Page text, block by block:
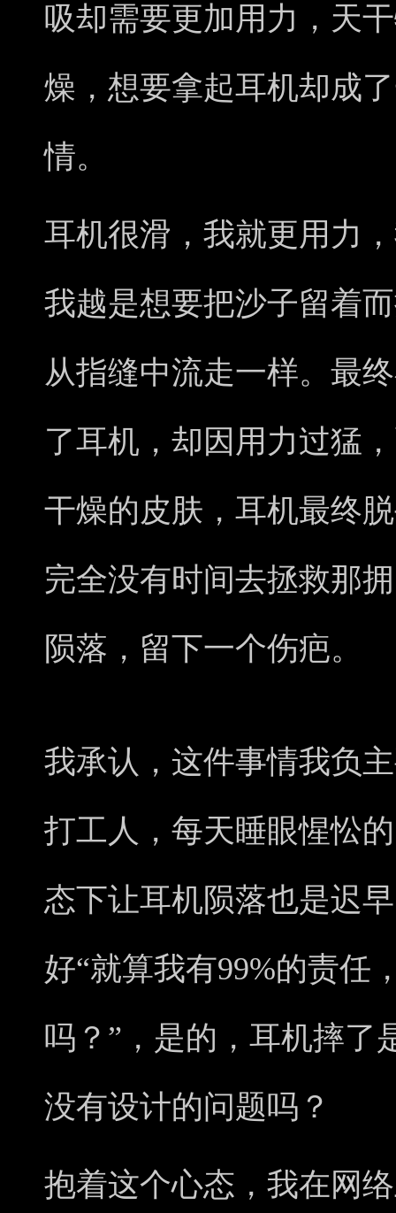
吸却需要更加用力，天
燥，想要拿起耳机却成
情。
耳机很滑，我就更用力
我越是想要把沙子留着
从指缝中流走一样。最
了耳机，却因用力过猛
干燥的皮肤，耳机最终
完全没有时间去拯救那
陨落，留下一个伤疤。
我承认，这件事情我负
打工人，每天睡眼惺忪
态下让耳机陨落也是迟
好“就算我有99%的责任
吗？”，是的，耳机摔了
没有设计的问题吗？
抱着这个心态，我在网